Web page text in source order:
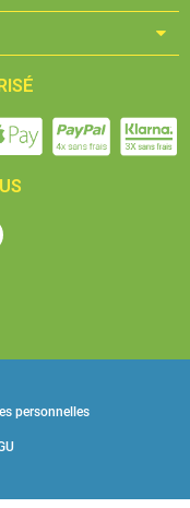
personnelles